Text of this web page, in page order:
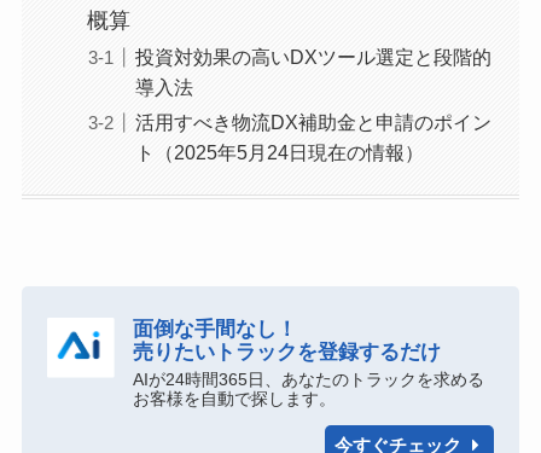
概算
投資対効果の高いDXツール選定と段階的
導入法
活用すべき物流DX補助金と申請のポイン
ト（2025年5月24日現在の情報）
面倒な手間なし！
売りたいトラックを登録するだけ
AIが24時間365日、あなたのトラックを求める
お客様を自動で探します。
今すぐチェック